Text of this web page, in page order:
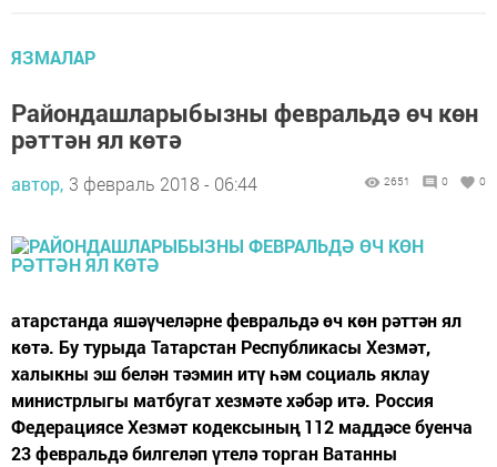
ЯЗМАЛАР
Райондашларыбызны февральдә өч көн
рәттән ял көтә
автор, 3 февраль 2018 - 06:44 2651 0 0
атарстанда яшәүчеләрне февральдә өч көн рәттән ял
көтә. Бу турыда Татарстан Республикасы Хезмәт,
халыкны эш белән тәэмин итү һәм социаль яклау
министрлыгы матбугат хезмәте хәбәр итә. Россия
Федерациясе Хезмәт кодексының 112 маддәсе буенча
23 февральдә билгеләп үтелә торган Ватанны